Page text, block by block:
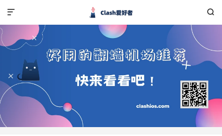

